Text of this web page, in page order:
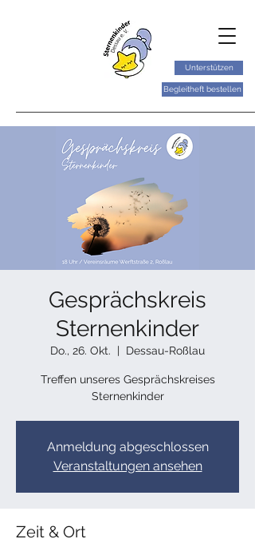
Unterstützen
Begleitheft bestellen
Gesprächskreis
Sternenkinder
Do., 26. Okt.
  |
Dessau-Roßlau
Treffen unseres Gesprächskreises
Sternenkinder
Anmeldung abgeschlossen
Veranstaltungen ansehen
Zeit & Ort